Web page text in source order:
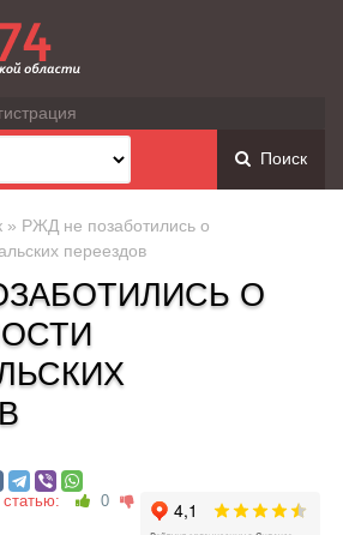
Поиск
» РЖД не позаботились о
переездов
О
0